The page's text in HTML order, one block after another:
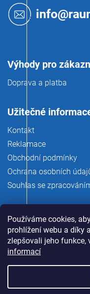
Používáme cookies,
prohlížení webu a díky
zlepšovali jeho funkce,
informací
Výhody pro
Doprava a platba
Užitečné
Kontakt
Reklamace
Obchodní podmínky
Ochrana osobních
Souhlas se